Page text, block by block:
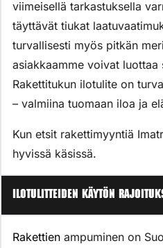
viimeisellä tarkastuksella
täyttävät tiukat
turvallisesti myös pitkän
asiakkaamme voivat luottaa
Rakettitukun ilotulite on
– valmiina tuomaan iloa ja
Kun etsit rakettimyyntiä
hyvissä käsissä.
Ilotulitteiden käytön
Rakettien ampuminen on